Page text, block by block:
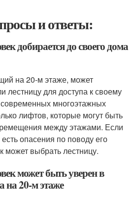
и ответы:
добирается до своего дома
на 20-м этаже, может
лестницу для доступа к своему
многоэтажных
лифтов, которые могут быть
между этажами. Если
опасения по поводу его
может выбрать лестницу.
может быть уверен в
на 20-м этаже